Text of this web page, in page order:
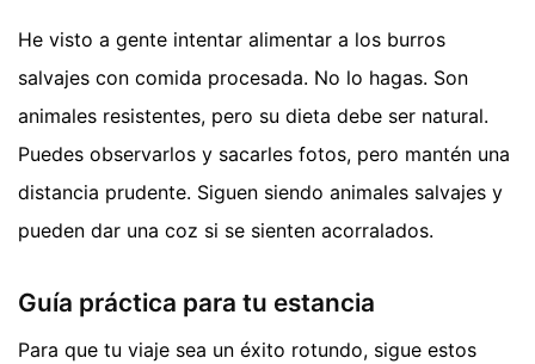
He visto a gente intentar alimentar a los burros
salvajes con comida procesada. No lo hagas. Son
animales resistentes, pero su dieta debe ser natural.
Puedes observarlos y sacarles fotos, pero mantén una
distancia prudente. Siguen siendo animales salvajes y
pueden dar una coz si se sienten acorralados.
Guía práctica para tu estancia
Para que tu viaje sea un éxito rotundo, sigue estos